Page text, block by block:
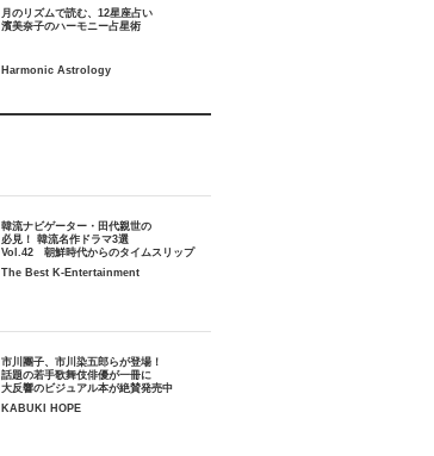
月のリズムで読む、12星座占い
韓流ナビゲーター・田代親世の
必見！ 韓流名作ドラマ3選
Vol.42 朝鮮時代からのタイムスリップ
The Best K-Entertainment
市川團子、市川染五郎らが登場！
話題の若手歌舞伎俳優が一冊に
大反響のビジュアル本が絶賛発売中
KABUKI HOPE